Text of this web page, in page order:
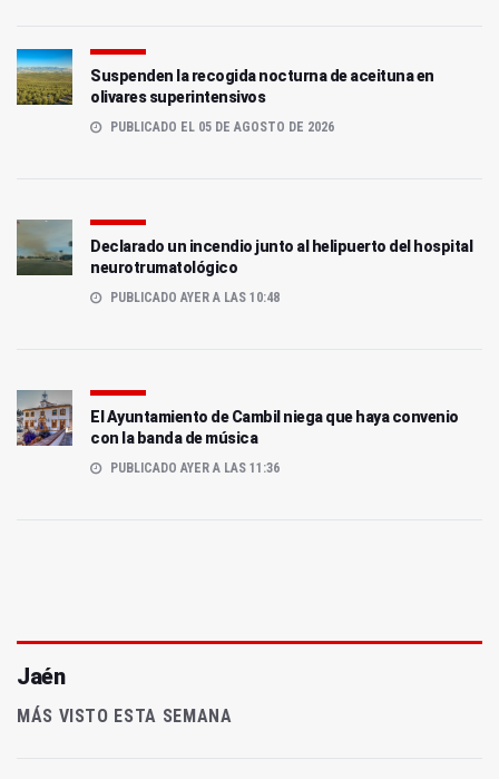
Suspenden la recogida nocturna de aceituna en
olivares superintensivos
PUBLICADO EL 05 DE AGOSTO DE 2026
Declarado un incendio junto al helipuerto del hospital
neurotrumatológico
PUBLICADO AYER A LAS 10:48
El Ayuntamiento de Cambil niega que haya convenio
con la banda de música
PUBLICADO AYER A LAS 11:36
Jaén
MÁS VISTO ESTA SEMANA